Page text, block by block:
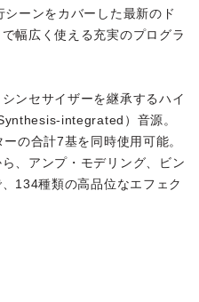
ーンをカバーした最新のド
幅広く使える充実のプログラ
ンセサイザーを継承するハイ
integrated）音源。
の合計7基を同時使用可能。
、アンプ・モデリング、ビン
134種類の高品位なエフェク